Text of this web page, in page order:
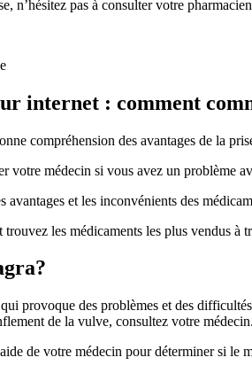
n’hésitez pas à consulter votre
internet : comment
compréhension des avantages de la
votre médecin si vous avez un problème
avantages et les inconvénients des
les médicaments les plus vendus à
provoque des problèmes et des
de la vulve, consultez votre médecin.
de votre médecin pour déterminer si le